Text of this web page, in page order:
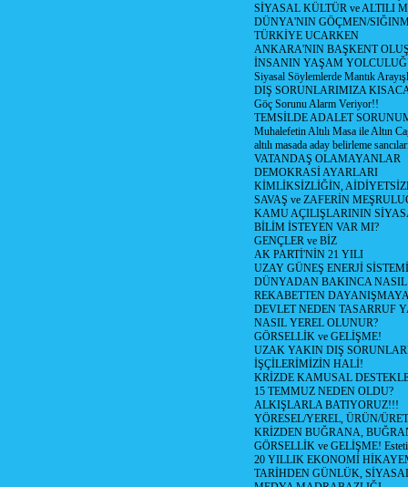
SİYASAL KÜLTÜR ve ALTILI
DÜNYA'NIN GÖÇMEN/
TÜRKİYE UCARKEN
ANKARA'NIN BAŞKENT
İNSANIN YAŞAM
Siyasal Söylemlerde Mantık
DIŞ SORUNLARIMIZA
Göç Sorunu Alarm Veriyor!!
TEMSİLDE ADALET
Muhalefetin Altılı Masa ile Altın
altılı masada aday belirleme
VATANDAŞ OLAMAYANLAR
DEMOKRASİ AYARLARI
KİMLİKSİZLİĞİN,
SAVAŞ ve ZAFERİN
KAMU AÇILIŞLARININ
BİLİM İSTEYEN VAR MI?
GENÇLER ve BİZ
AK PARTİ'NİN 21 YILI
UZAY GÜNEŞ ENERJİ SİSTEMİ
DÜNYADAN BAKINCA
REKABETTEN
DEVLET NEDEN TASARRUF
NASIL YEREL OLUNUR?
GÖRSELLİK ve GELİŞME!
UZAK YAKIN DIŞ
İŞÇİLERİMİZİN HALİ!
KRİZDE KAMUSAL
15 TEMMUZ NEDEN OLDU?
ALKIŞLARLA BATIYORUZ!!!
YÖRESEL/YEREL, ÜRÜN/
KRİZDEN BUĞRANA,
GÖRSELLİK ve GELİŞME!
20 YILLIK EKONOMİ
TARİHDEN GÜNLÜK,